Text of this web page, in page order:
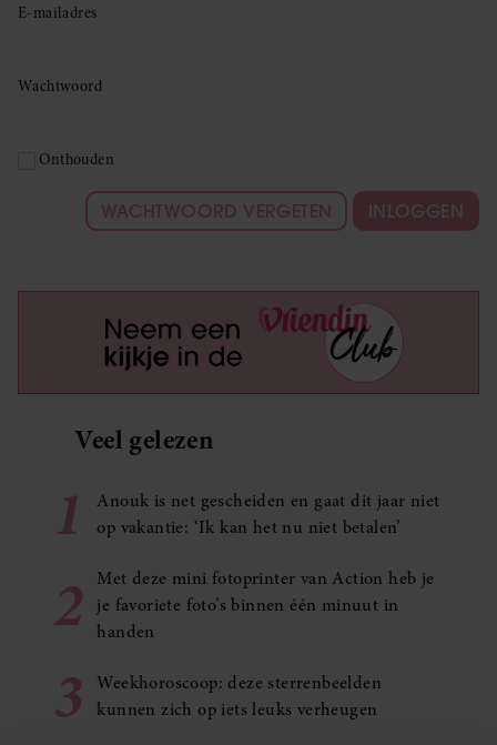
E-mailadres
Wachtwoord
Onthouden
WACHTWOORD VERGETEN INLOGGEN
Veel gelezen
1
Anouk is net gescheiden en gaat dit jaar niet
op vakantie: ‘Ik kan het nu niet betalen’
2
Met deze mini fotoprinter van Action heb je
je favoriete foto’s binnen één minuut in
handen
3
Weekhoroscoop: deze sterrenbeelden
kunnen zich op iets leuks verheugen